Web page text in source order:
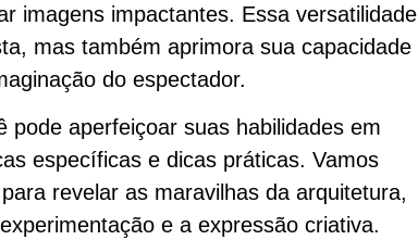
imagens impactantes. Essa versatilidade
mas também aprimora sua capacidade
do espectador.
aperfeiçoar suas habilidades em
específicas e dicas práticas. Vamos
revelar as maravilhas da arquitetura,
e a expressão criativa.